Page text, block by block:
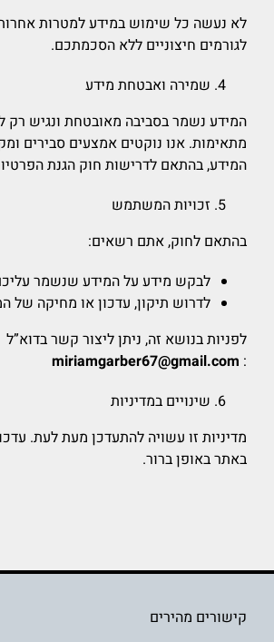
לא נעשה כל שימוש במידע למטרות
לגורמים חיצוניים ללא הסכמתכם.
שמירה ואבטחת מידע
המידע נשמר בסביבה מאובטחת ונגיש רק
מתאימות. אנו נוקטים אמצעים סבירים
המידע, בהתאם לדרישות חוק הגנת
זכויות המשתמש
בהתאם לחוק, אתם רשאים:
לבקש מידע על המידע שנשמר
לדרוש תיקון, עדכון או מחיקה של
לפניות בנושא זה, ניתן ליצור קשר בדוא”ל
:
miriamgarber67@gmail.com
שינויים במדיניות
מדיניות זו עשויה להתעדכן מעת לעת.
באתר באופן ברור.
קישורים מהירים